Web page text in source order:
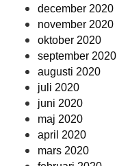
december 2020
november 2020
oktober 2020
september 2020
augusti 2020
juli 2020
juni 2020
maj 2020
april 2020
mars 2020